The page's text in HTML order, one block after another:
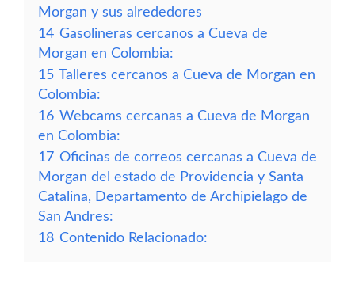
Morgan y sus alrededores
14 Gasolineras cercanos a Cueva de
Morgan en Colombia:
15 Talleres cercanos a Cueva de Morgan en
Colombia:
16 Webcams cercanas a Cueva de Morgan
en Colombia:
17 Oficinas de correos cercanas a Cueva de
Morgan del estado de Providencia y Santa
Catalina, Departamento de Archipielago de
San Andres:
18 Contenido Relacionado: